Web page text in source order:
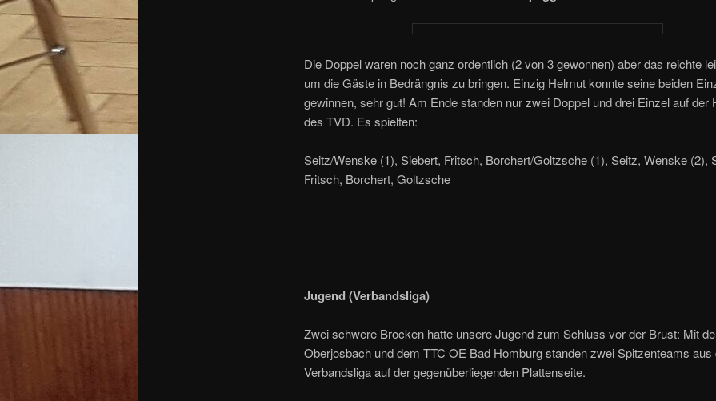
Die Doppel waren noch ganz ordentlich (2 von 3 gewonnen) aber das reichte
um die Gäste in Bedrängnis zu bringen. Einzig Helmut konnte seine beiden
gewinnen, sehr gut! Am Ende standen nur zwei Doppel und drei Einzel auf der
des TVD. Es spielten:
Seitz/Wenske (1), Siebert, Fritsch, Borchert/Goltzsche (1), Seitz, Wenske (2),
Fritsch, Borchert, Goltzsche
Jugend (Verbandsliga)
Zwei schwere Brocken hatte unsere Jugend zum Schluss vor der Brust: Mit
Oberjosbach und dem TTC OE Bad Homburg standen zwei Spitzenteams aus
Verbandsliga auf der gegenüberliegenden Plattenseite.